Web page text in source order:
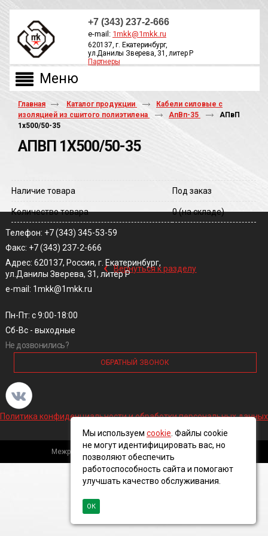
+7 (343) 237-2-666
e-mail: 1mkk@1mkk.ru
620137, г. Екатеринбург,
ул.Данилы Зверева, 31, литер Р
Партнеры
Главная Каталог продукции
Кабели силовые с
изоляцией из сшитого полиэтилена
АпВп-35
АПвП
1х500/50-35
АПВП 1Х500/50-35
Наличие товара Под заказ
Количество товара 0(на складе)
‹ Вернуться к разделу
Телефон: +7 (343) 345-53-59
Факс: +7 (343) 237-2-666
Адрес: 620137, Россия, г. Екатеринбург,
ул.Данилы Зверева, 31, литер Р
e-mail: 1mkk@1mkk.ru
Пн-Пт: с 9:00-18:00
Сб-Вс - выходные
Не дозвонились?
ОБРАТНЫЙ ЗВОНОК
Политика конфиденциальности и обработки персональных данных
Межрегиональная кабельная компания, 2016 ©
Мы используем cookie . Файлы cookie
не могут идентифицировать вас, но
позволяют обеспечить
работоспособность сайта и помогают
улучшать качество обслуживания.
ОК